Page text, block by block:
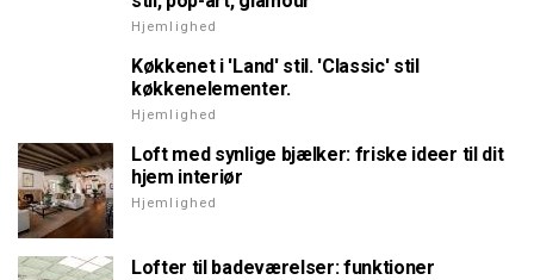
Hjemlighed
Køkkenet i 'Land' stil. 'Classic' stil
køkkenelementer.
Hjemlighed
Loft med synlige bjælker: friske ideer til dit
hjem interiør
Hjemlighed
Lofter til badeværelser: funktioner